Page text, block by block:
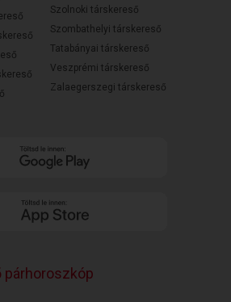
Szolnoki társkereső
Szombathelyi társkereső
Tatabányai társkereső
Veszprémi társkereső
Zalaegerszegi társkereső
párhoroszkóp